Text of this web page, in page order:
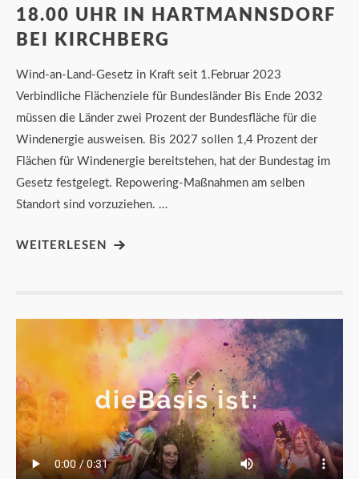
18.00 UHR IN HARTMANNSDORF
BEI KIRCHBERG
Wind-an-Land-Gesetz in Kraft seit 1.Februar 2023
Verbindliche Flächenziele für Bundesländer Bis Ende 2032
müssen die Länder zwei Prozent der Bundesfläche für die
Windenergie ausweisen. Bis 2027 sollen 1,4 Prozent der
Flächen für Windenergie bereitstehen, hat der Bundestag im
Gesetz festgelegt. Repowering-Maßnahmen am selben
Standort sind vorzuziehen. …
WEITERLESEN